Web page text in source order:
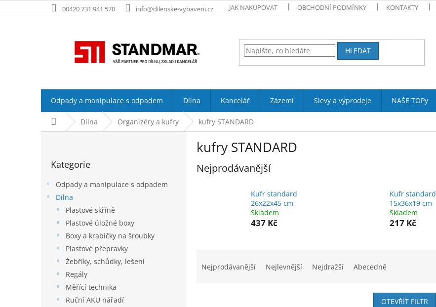
na
00420 731 941 570 info@dilenske-vybaveni.cz JAK NAKUPOVAT OBCHODNÍ PODMÍNKY KONTAKTY
HLEDAT
Odpady a manipulace s odpadem Dílna Kancelář Zázemí Slevy a výprodeje NAŠE TOPy
Domů Dílna Organizéry a kufry kufry STANDARD
kategorie
Kategorie
Odpady a manipulace s odpadem
Dílna
Plastové skříně
Plastové úložné boxy
Boxy a krabičky na šroubky
Plastové přepravky
Žebříky, schůdky, lešení
Regály
Měřící technika
Ruční AKU nářadí
kufry STANDARD
Nejprodávanější
Kufr standard
26x22x45 cm
Skladem
437 Kč
Kufr standard
15x36x19 cm
Skladem
217 Kč
Nejprodávanější Nejlevnější Nejdražší Abecedně
OTEVŘÍT FILTR